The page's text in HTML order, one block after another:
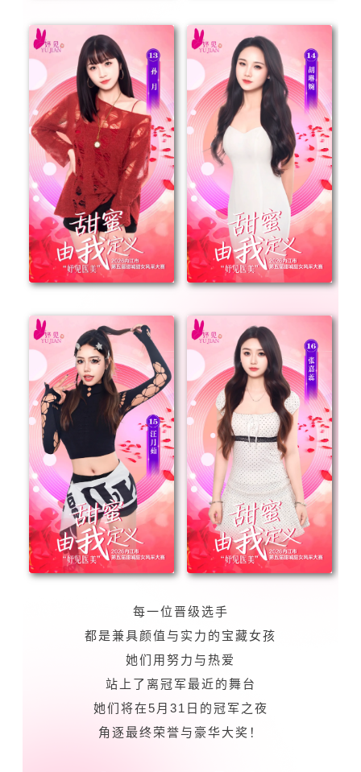
每一位晋级选手
都是兼具颜值与实力的宝藏女孩
她们用努力与热爱
站上了离冠军最近的舞台
她们将在5月31日的冠军之夜
角逐最终荣誉与豪华大奖！